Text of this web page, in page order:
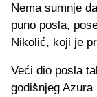
Nema sumnje
puno posla,
Nikolić, koji je
Veći dio posla
godišnjeg